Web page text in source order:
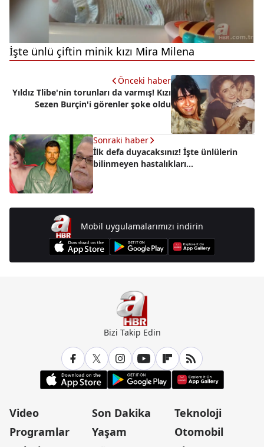
İşte ünlü çiftin minik kızı Mira Milena
Önceki haber
Yıldız Tlibe'nin torunları da varmış! Kızı
Sezen Burçin'i görenler şoke oldu
Sonraki haber
İlk defa duyacaksınız! İşte ünlülerin
bilinmeyen hastalıkları...
Mobil uygulamalarımızı indirin
Bizi Takip Edin
Video
Programlar
Son Dakika
Yaşam
Teknoloji
Otomobil